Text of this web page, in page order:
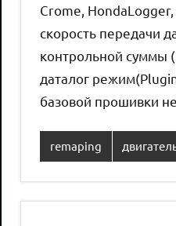
Crome,
скорость передачи
контрольной суммы
даталог
базовой прошивки
remaping